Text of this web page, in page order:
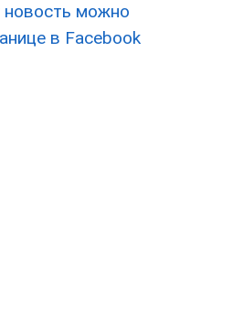
новость можно
в Facebook